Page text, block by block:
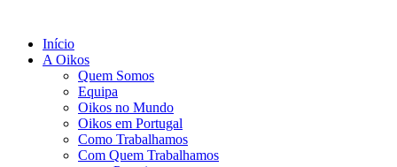
Início
A Oikos
Quem Somos
Equipa
Oikos no Mundo
Oikos em Portugal
Como Trabalhamos
Com Quem Trabalhamos